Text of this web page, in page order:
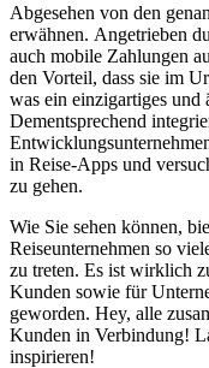
Abgesehen von den
erwähnen. Angetrieben
auch mobile Zahlungen
den Vorteil, dass sie im
was ein einzigartiges und
Dementsprechend
in Reise-Apps und
zu gehen.
Wie Sie sehen können,
Reiseunternehmen so
zu treten. Es ist wirklich
Kunden sowie für
geworden. Hey, alle
Kunden in Verbindung!
inspirieren!